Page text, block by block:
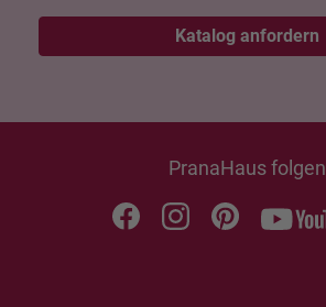
Katalog anfordern
PranaHaus folgen